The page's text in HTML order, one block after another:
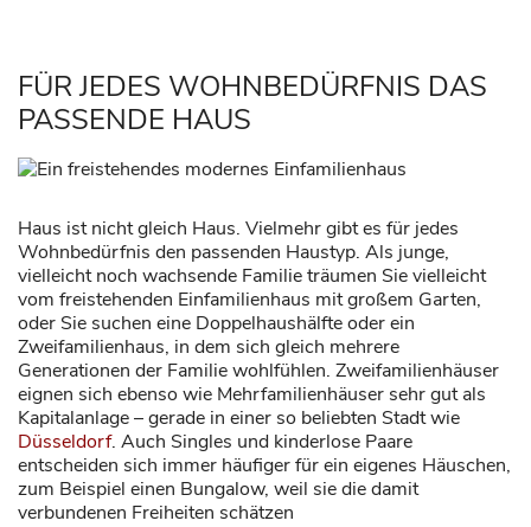
FÜR JEDES WOHNBEDÜRFNIS DAS
PASSENDE HAUS
Haus ist nicht gleich Haus. Vielmehr gibt es für jedes
Wohnbedürfnis den passenden Haustyp. Als junge,
vielleicht noch wachsende Familie träumen Sie vielleicht
vom freistehenden Einfamilienhaus mit großem Garten,
oder Sie suchen eine Doppelhaushälfte oder ein
Zweifamilienhaus, in dem sich gleich mehrere
Generationen der Familie wohlfühlen. Zweifamilienhäuser
eignen sich ebenso wie Mehrfamilienhäuser sehr gut als
Kapitalanlage – gerade in einer so beliebten Stadt wie
Düsseldorf. Auch Singles und kinderlose Paare
entscheiden sich immer häufiger für ein eigenes Häuschen,
zum Beispiel einen Bungalow, weil sie die damit
verbundenen Freiheiten schätzen